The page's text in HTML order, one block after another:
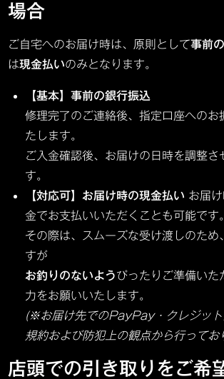
場合
ご自宅へのお届け時は、原則として事前
は現金払いのみとなります。
【基本】事前の銀行振込
修理完了のご連絡後、指定口座へのお
たします。
ご入金確認後、お届けの日時を調整さ
す。
【対応可】お届け時の現金払い お届
金でお支払いいただくことも可能です
その際は、スムーズな受け渡しのため
すが
お釣りのないようぴったりご準備いた
力をお願いいたします。
(※お届け先でのPayPay・クレジット
規約および防犯上の観点から行ってお
店頭での引き取りをご希